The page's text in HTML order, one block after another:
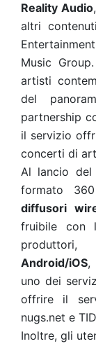
Reality Audio
altri
Music
artisti
del
partnership
il servizio
concerti di
Al lancio del
formato
diffusori
fruibile con
Android/iOS,
uno dei
offrire il
nugs.net e
Inoltre, gli